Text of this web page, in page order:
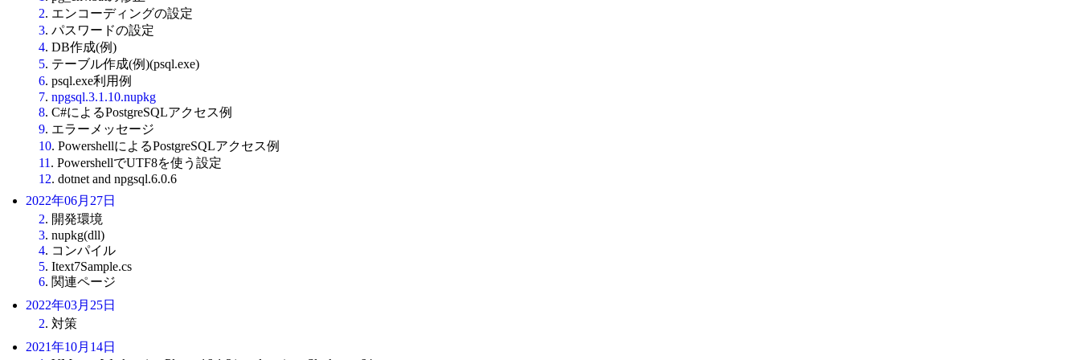
2. エンコーディングの設定
3. パスワードの設定
4. DB作成(例)
5. テーブル作成(例)(psql.exe)
6. psql.exe利用例
7. npgsql.3.1.10.nupkg
8. C#によるPostgreSQLアクセス例
9. エラーメッセージ
10. PowershellによるPostgreSQLアクセス例
11. PowershellでUTF8を使う設定
12. dotnet and npgsql.6.0.6
2022年06月27日
2. 開発環境
3. nupkg(dll)
4. コンパイル
5. Itext7Sample.cs
6. 関連ページ
2022年03月25日
2. 対策
2021年10月14日